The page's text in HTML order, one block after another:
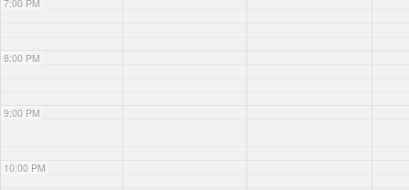
7:00 PM
8:00 PM
9:00 PM
10:00 PM